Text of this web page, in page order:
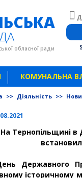
обласної ради
КОМУНАЛЬНА
>> Діяльність >>
На Тернопільщині
Державного
історичному